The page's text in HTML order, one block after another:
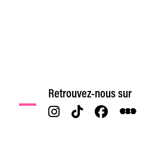
Retrouvez-nous sur